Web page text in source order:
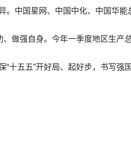
中国星网、中国中化、中国华能
做强自身。今年一季度地区生产
十五五”开好局、起好步，书写强